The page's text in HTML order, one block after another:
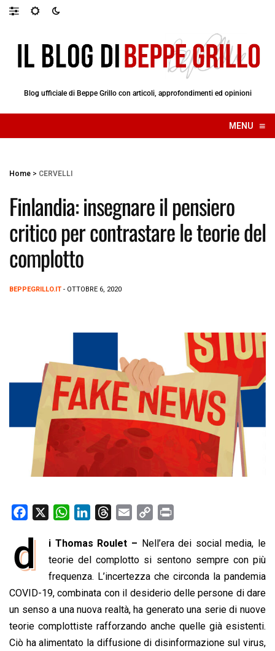
Blog ufficiale di Beppe Grillo con articoli, approfondimenti ed opinioni
MENU ≡
☰
Home > CERVELLI
Finlandia: insegnare il pensiero
critico per contrastare le teorie del
complotto
BEPPEGRILLO.IT - OTTOBRE 6, 2020
e
o
o
k
W
a
t
s
A
p
p
n
e
d
I
n
r
e
a
d
s
a
i
l
p
y
L
i
n
k
i
n
t
d i Thomas Roulet – Nell’era dei social media, le
teorie del complotto si sentono sempre con più
frequenza. L’incertezza che circonda la pandemia
COVID-19, combinata con il desiderio delle persone di dare
un senso a una nuova realtà, ha generato una serie di nuove
teorie complottiste rafforzando anche quelle già esistenti.
Ciò ha alimentato la diffusione di disinformazione sul virus,